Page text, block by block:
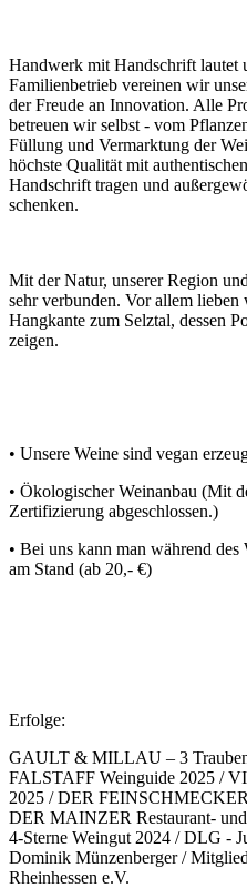
Handwerk mit Handschrift lautet
Familienbetrieb vereinen wir
der Freude an Innovation. Alle
betreuen wir selbst - vom
Füllung und Vermarktung der
höchste Qualität mit
Handschrift tragen und
schenken.
Mit der Natur, unserer Region
sehr verbunden. Vor allem
Hangkante zum Selztal, dessen
zeigen.
• Unsere Weine sind vegan
• Ökologischer Weinanbau (Mit
Zertifizierung abgeschlossen.)
• Bei uns kann man während des
am Stand (ab 20,- €)
Erfolge:
GAULT & MILLAU – 3
FALSTAFF Weinguide 2025 /
2025 / DER
DER MAINZER Restaurant-
4-Sterne Weingut 2024 / DLG -
Dominik Münzenberger /
Rheinhessen e.V.